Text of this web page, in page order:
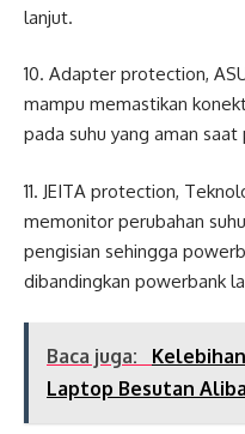
lanjut.
10. Adapter protection,
mampu memastikan
pada suhu yang aman
11. JEITA protection,
memonitor perubahan
pengisian sehingga
dibandingkan powerbank
Baca juga:
Laptop Besutan